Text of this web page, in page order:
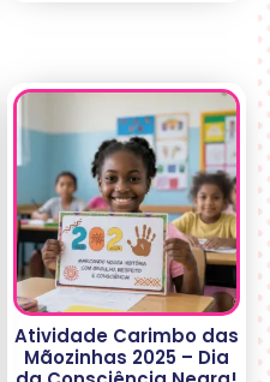
Atividade Carimbo das
Mãozinhas 2025 – Dia